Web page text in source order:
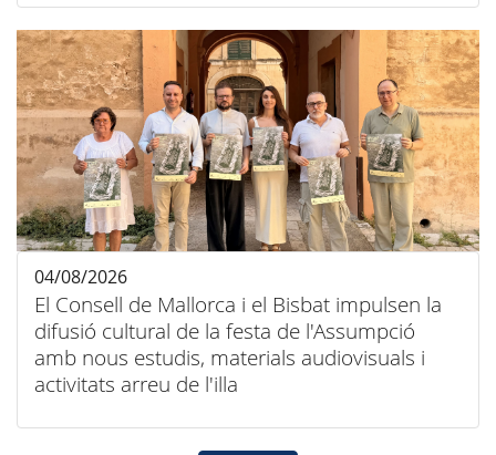
El Consell de Mallorca i el Bisbat impulsen la
difusió cultural de la festa de l'Assumpció
amb nous estudis, materials audiovisuals i
activitats arreu de l'illa
04/08/2026